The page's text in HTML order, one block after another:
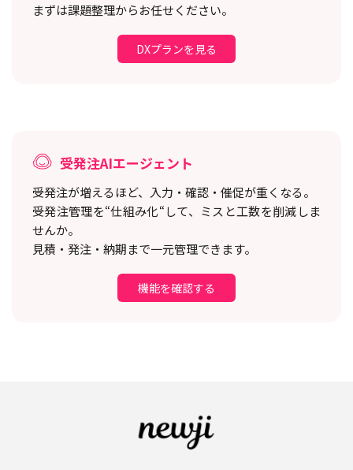
まずは課題整理からお任せください。
DXプランを見る
受発注AIエージェント
受発注が増えるほど、入力・確認・催促が重くなる。
受発注管理を“仕組み化“して、ミスと工数を削減しま
せんか。
見積・発注・納期まで一元管理できます。
機能を確認する